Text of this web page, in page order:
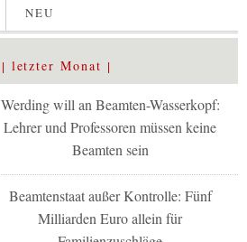
NEU
letzter Monat
Werding will an Beamten-Wasserkopf:
Lehrer und Professoren müssen keine
Beamten sein
Beamtenstaat außer Kontrolle: Fünf
Milliarden Euro allein für